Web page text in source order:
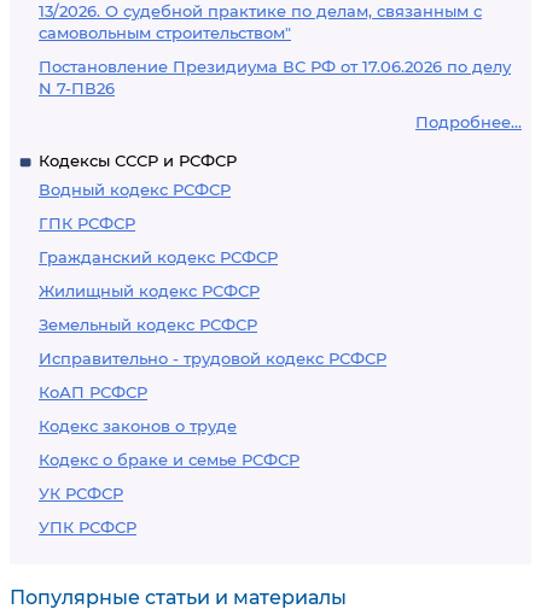
13/2026. О судебной практике по делам, связанным с
самовольным строительством"
Постановление Президиума ВС РФ от 17.06.2026 по делу
N 7-ПВ26
Подробнее...
Кодексы СССР и РСФСР
Водный кодекс РСФСР
ГПК РСФСР
Гражданский кодекс РСФСР
Жилищный кодекс РСФСР
Земельный кодекс РСФСР
Исправительно - трудовой кодекс РСФСР
КоАП РСФСР
Кодекс законов о труде
Кодекс о браке и семье РСФСР
УК РСФСР
УПК РСФСР
Популярные статьи и материалы